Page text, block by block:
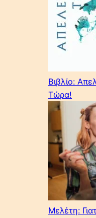
Βιβλίο:
Τώρα!
Μελέτη: